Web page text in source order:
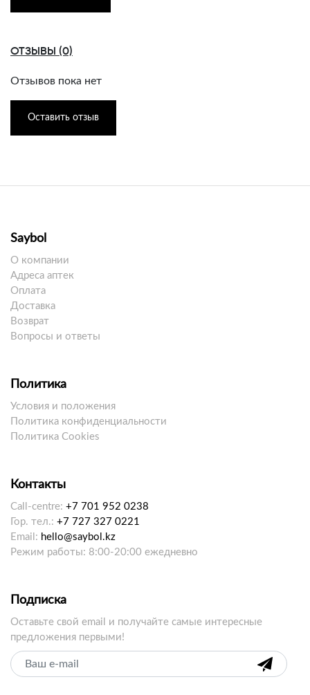
ОТЗЫВЫ (0)
Отзывов пока нет
Оставить отзыв
Saybol
О компании
Адреса аптек
Оплата
Доставка
Возврат
Вопросы и ответы
Политика
Условия и положения
Политика конфиденциальности
Политика Cookies
Контакты
Call-centre: +7 701 952 0238
Гор. тел.: +7 727 327 0221
Email: hello@saybol.kz
Режим работы: 8:00-20:00 ежедневно
Подписка
Оставьте свой email и получайте самые интересные
предложения первыми!